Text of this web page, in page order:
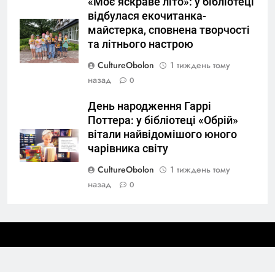
відбулася екочитанка-
майстерка, сповнена творчості
та літнього настрою
CultureObolon
1 тиждень тому
назад
0
День народження Гаррі
Поттера: у бібліотеці «Обрій»
вітали найвідомішого юного
чарівника світу
CultureObolon
1 тиждень тому
назад
0